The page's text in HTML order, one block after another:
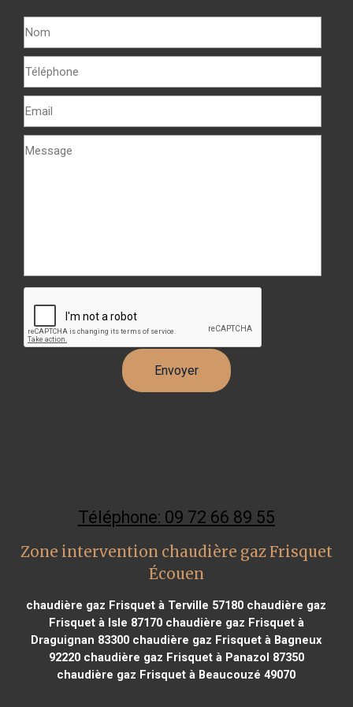
Téléphone: 09 72 66 89 55
Zone intervention chaudière gaz Frisquet
Écouen
chaudière gaz Frisquet à Terville 57180 chaudière gaz
Frisquet à Isle 87170chaudière gaz Frisquet à
Draguignan 83300 chaudière gaz Frisquet à Bagneux
92220chaudière gaz Frisquet à Panazol 87350
chaudière gaz Frisquet à Beaucouzé 49070